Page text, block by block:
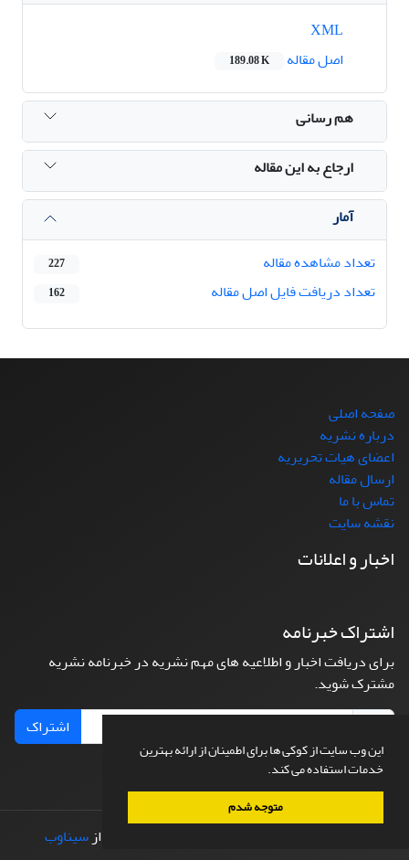
این وب سایت از کوکی ها برای اطمینان از ارائه بهترین
خدمات استفاده می کند.
متوجه شدم
اصل مقاله
189.08 K
هم رسانی
ارجاع به این مقاله
آمار
تعداد مشاهده مقاله
227
تعداد دریافت فایل اصل مقاله 162
صفحه اصلی
درباره نشریه
اعضای هیات تحریریه
ارسال مقاله
تماس با ما
نقشه سایت
اخبار و اعلانات
اشتراک خبرنامه
برای دریافت اخبار و اطلاعیه های مهم نشریه در خبرنامه نشریه
مشترک شوید.
اشتراک
طراحی و پیاده سازی ازسیناوب